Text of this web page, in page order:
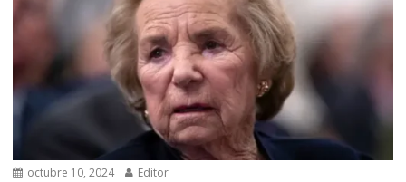
octubre 10, 2024 Editor